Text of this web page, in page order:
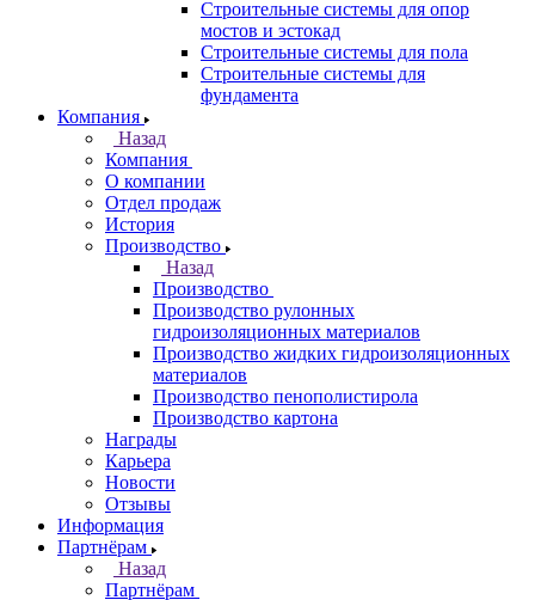
Строительные системы для опор
мостов и эстокад
Строительные системы для пола
Строительные системы для
фундамента
Компания
Назад
Компания
О компании
Отдел продаж
История
Производство
Назад
Производство
Производство рулонных
гидроизоляционных материалов
Производство жидких гидроизоляционных
материалов
Производство пенополистирола
Производство картона
Награды
Карьера
Новости
Отзывы
Информация
Партнёрам
Назад
Партнёрам